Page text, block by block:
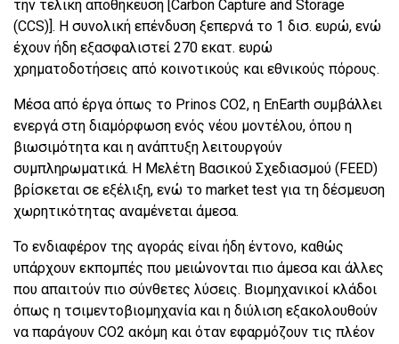
την τελική αποθήκευση [Carbon Capture and Storage
(CCS)]. Η συνολική επένδυση ξεπερνά το 1 δισ. ευρώ, ενώ
έχουν ήδη εξασφαλιστεί 270 εκατ. ευρώ
χρηματοδοτήσεις από κοινοτικούς και εθνικούς πόρους.
Μέσα από έργα όπως το Prinos CO2, η EnEarth συμβάλλει
ενεργά στη διαμόρφωση ενός νέου μοντέλου, όπου η
βιωσιμότητα και η ανάπτυξη λειτουργούν
συμπληρωματικά. Η Μελέτη Βασικού Σχεδιασμού (FEED)
βρίσκεται σε εξέλιξη, ενώ το market test για τη δέσμευση
χωρητικότητας αναμένεται άμεσα.
Το ενδιαφέρον της αγοράς είναι ήδη έντονο, καθώς
υπάρχουν εκπομπές που μειώνονται πιο άμεσα και άλλες
που απαιτούν πιο σύνθετες λύσεις. Βιομηχανικοί κλάδοι
όπως η τσιμεντοβιομηχανία και η διύλιση εξακολουθούν
να παράγουν CO2 ακόμη και όταν εφαρμόζουν τις πλέον